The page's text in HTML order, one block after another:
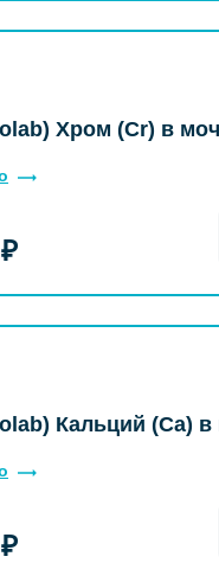
Хром (Cr) в
Кальций (Ca)